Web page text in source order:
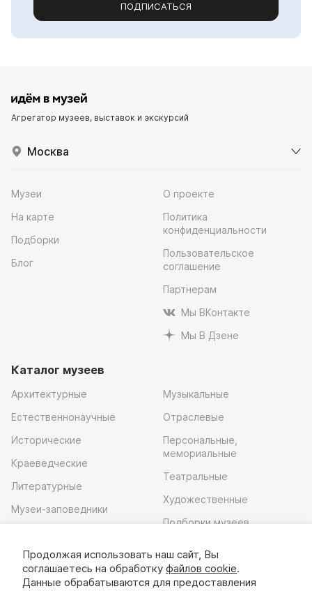
ПОДПИСАТЬСЯ
Агрегатор музеев, выставок и экскурсий
Москва
Музеи
На карте
Подборки
Блог
О проекте
Политика
конфиденциальности
Пользовательское
соглашение
Партнерам
Мы ВКонтакте
Мы В Дзене
Каталог музеев
Архитектурные
Естественнонаучные
Исторические
Краеведческие
Литературные
Музеи-заповедники
Музыкальные
Отраслевые
Персональные,
мемориальные
Театральные
Художественные
Подборки музеев
Скачать приложение
Продолжая использовать наш сайт, Вы
соглашаетесь на обработку файлов cookie.
Данные обрабатываются для предоставления